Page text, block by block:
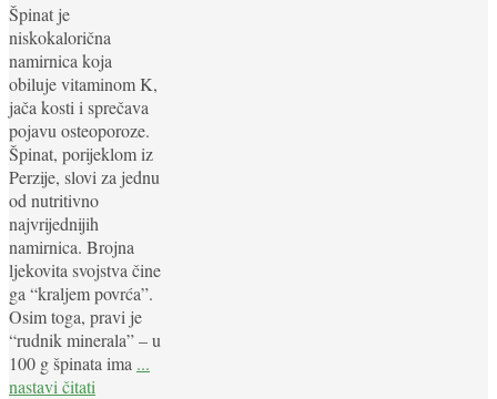
Špinat je
niskokalorična
namirnica koja
obiluje vitaminom K,
jača kosti i sprečava
pojavu osteoporoze.
Špinat, porijeklom iz
Perzije, slovi za jednu
od nutritivno
najvrijednijih
namirnica. Brojna
ljekovita svojstva čine
ga “kraljem povrća”.
Osim toga, pravi je
“rudnik minerala” – u
100 g špinata ima ...
nastavi čitati